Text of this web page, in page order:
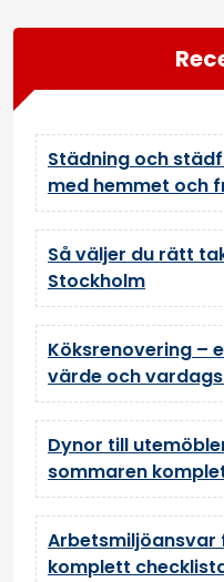
Städning och
med hemmet och
Så väljer du rätt
Stockholm
Köksrenovering –
värde och
Dynor till
sommaren
komplett